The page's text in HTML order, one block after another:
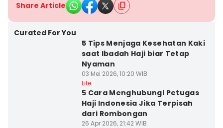
Share Article
Curated For You
5 Tips Menjaga Kesehatan Kaki
saat Ibadah Haji biar Tetap
Nyaman
03 Mei 2026, 10:20 WIB
Life
5 Cara Menghubungi Petugas
Haji Indonesia Jika Terpisah
dari Rombongan
26 Apr 2026, 21:42 WIB